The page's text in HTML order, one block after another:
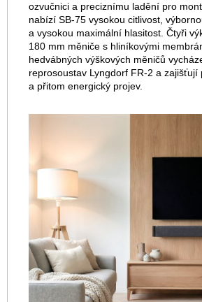
ozvučnici a preciznímu ladění pro
nabízí SB-75 vysokou citlivost,
a vysokou maximální hlasitost. Čtyři
180 mm měniče s hliníkovými
hedvábných výškových měničů
reprosoustav Lyngdorf FR-2 a zajišťují
a přitom energický projev.